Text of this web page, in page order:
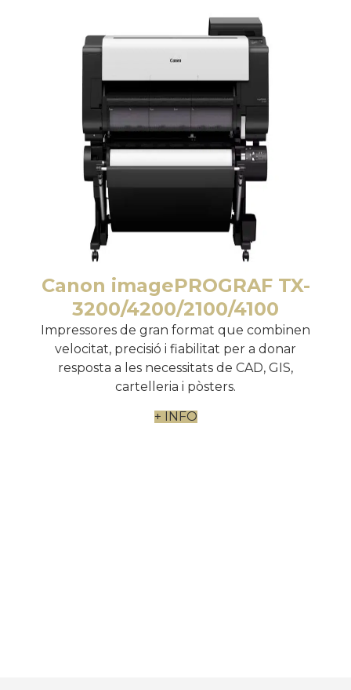
Canon imagePROGRAF TX-
3200/4200/2100/4100
Impressores de gran format que combinen
velocitat, precisió i fiabilitat per a donar
resposta a les necessitats de CAD, GIS,
cartelleria i pòsters.
+ INFO